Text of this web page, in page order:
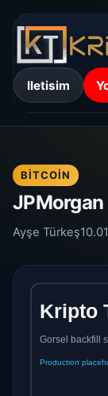
Iletisim
BITCOIN
JPMorgan
Ayşe Türkeş